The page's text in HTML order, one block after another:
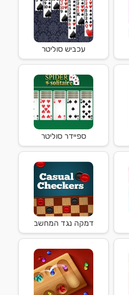
עכביש סוליטר
ספיידר סוליטר
דמקה נגד המחשב